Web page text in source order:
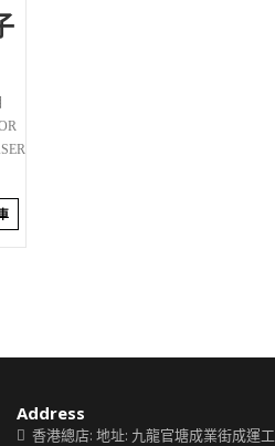
Address
香港總店: 地址: 九龍官塘成業街成運工